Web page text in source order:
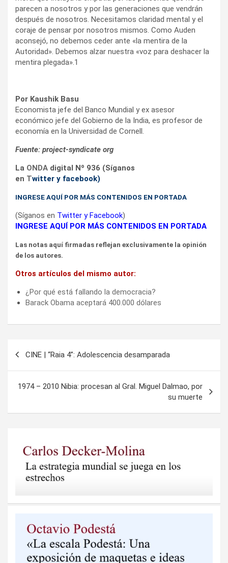
parecen a nosotros y por las generaciones que vendrán
después de nosotros. Necesitamos claridad mental y el
coraje de pensar por nosotros mismos. Como Auden
aconsejó, no debemos ceder ante «la mentira de la
Autoridad». Debemos alzar nuestra «voz para deshacer la
mentira plegada».1
Por Kaushik Basu
Economista jefe del Banco Mundial y ex asesor
económico jefe del Gobierno de la India, es profesor de
economía en la Universidad de Cornell.
Fuente: project-syndicate org
La ONDA digital Nº 936 (Síganos
en Twitter y facebook)
INGRESE AQUÍ POR MÁS CONTENIDOS EN PORTADA
(Síganos en Twitter yFacebook)
INGRESE AQUÍ POR MÁS CONTENIDOS EN PORTADA
Las notas aquí firmadas reflejan exclusivamente la opinión
de los autores.
Otros artículos del mismo autor:
¿Por qué está fallando la democracia?
Barack Obama aceptará 400.000 dólares
entradas
CINE | “Raia 4”: Adolescencia desamparada
1974 – 2010 Nibia: procesan al Gral. Miguel Dalmao, por
su muerte